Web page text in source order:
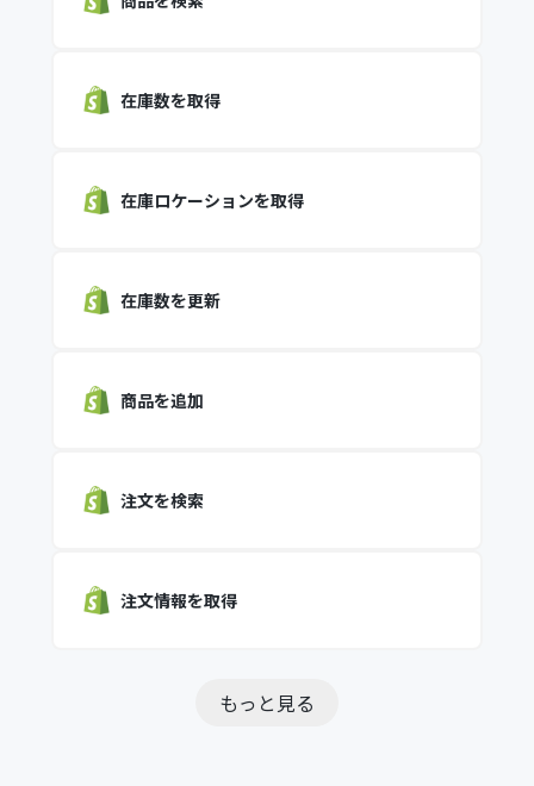
在庫数を取得
在庫ロケーションを取得
在庫数を更新
商品を追加
注文を検索
注文情報を取得
もっと見る